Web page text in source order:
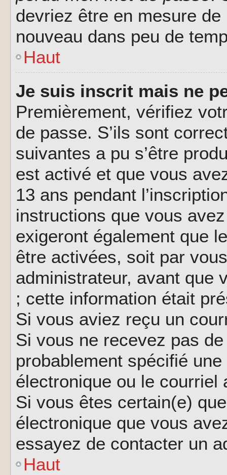
devriez être en mesure
nouveau dans peu de
Haut
Je suis inscrit mais ne
Premièrement, vérifiez
de passe. S’ils sont
suivantes a pu s’être
est activé et que vous
13 ans pendant
instructions que vous
exigeront également que
être activées, soit par
administrateur, avant que
; cette information était
Si vous aviez reçu un
Si vous ne recevez pas
probablement spécifié
électronique ou le courriel
Si vous êtes certain(e)
électronique que vous
essayez de contacter un
Haut